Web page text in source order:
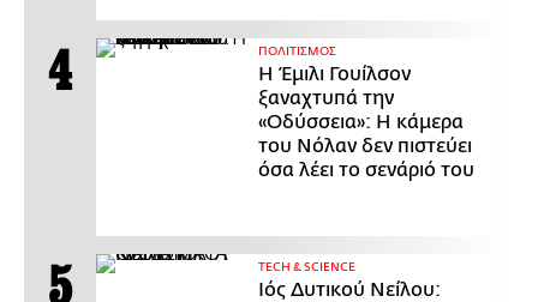
ΠΟΛΙΤΙΣΜΟΣ
Η Έμιλι Γουίλσον
ξαναχτυπά την
«Οδύσσεια»: Η κάμερα
του Νόλαν δεν πιστεύει
όσα λέει το σενάριό του
ΤECH & SCIENCE
Ιός Δυτικού Νείλου: